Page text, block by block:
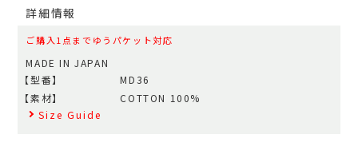
詳細情報
ご購入1点までゆうパケット対応
MADE IN JAPAN
【型番】
MD36
【素材】
COTTON 100%
Size Guide